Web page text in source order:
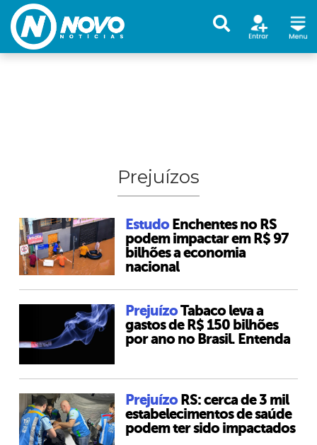
Prejuízos
Estudo Enchentes no RS
podem impactar em R$ 97
bilhões a economia
nacional
PrejuízoTabaco leva a
gastos de R$ 150 bilhões
por ano no Brasil. Entenda
Prejuízo RS: cerca de 3 mil
estabelecimentos de saúde
podem ter sido impactados